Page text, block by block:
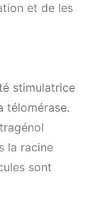
et de les
stimulatrice
télomérase.
la racine
sont